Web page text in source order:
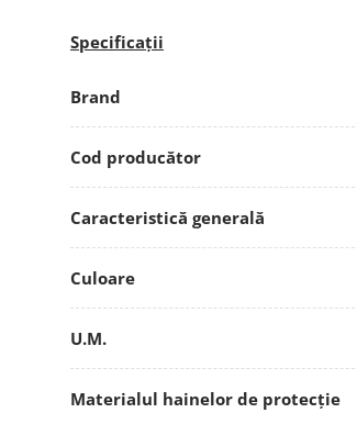
Specificații
Brand
Cod producător
Caracteristică generală
Culoare
U.M.
Materialul hainelor de protecție